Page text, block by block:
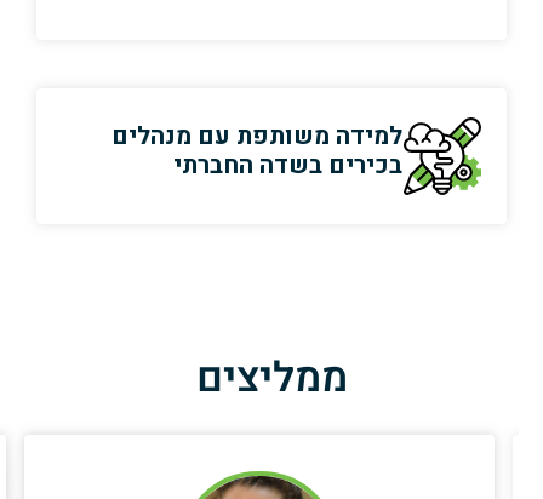
למידה משותפת עם מנהלים
בכירים בשדה החברתי
ממליצים